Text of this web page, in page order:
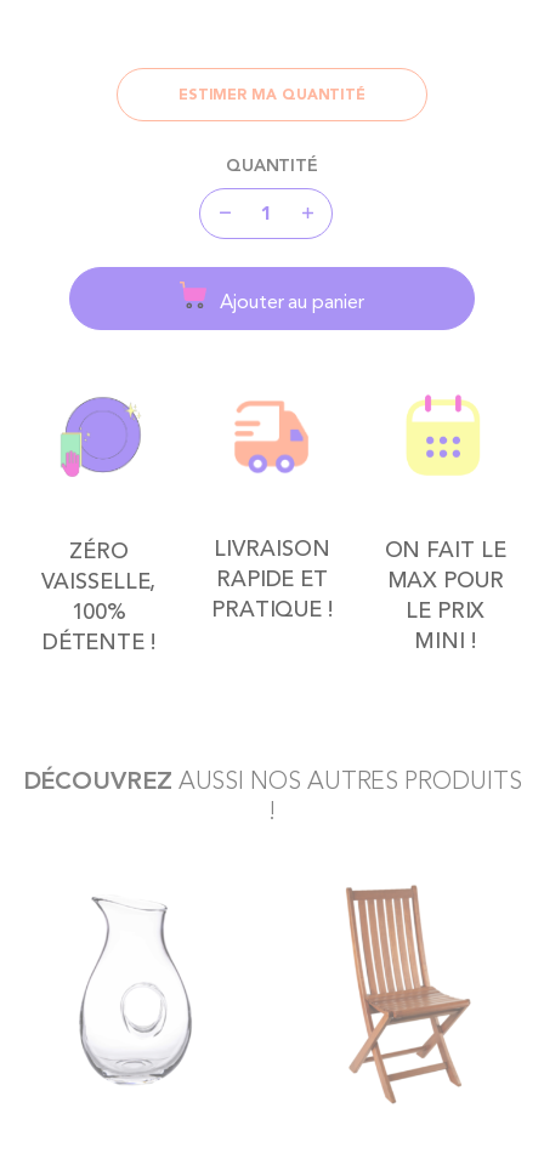
ESTIMER MA QUANTITÉ
QUANTITÉ
Ajouter au panier
ZÉRO
VAISSELLE,
100%
DÉTENTE !
LIVRAISON
RAPIDE ET
PRATIQUE !
ON FAIT LE
MAX POUR
LE PRIX
MINI !
DÉCOUVREZAUSSI NOS AUTRES PRODUITS
!